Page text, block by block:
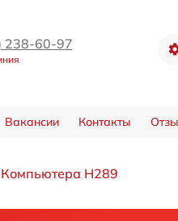
238-60-97
Вакансии Контакты
H289